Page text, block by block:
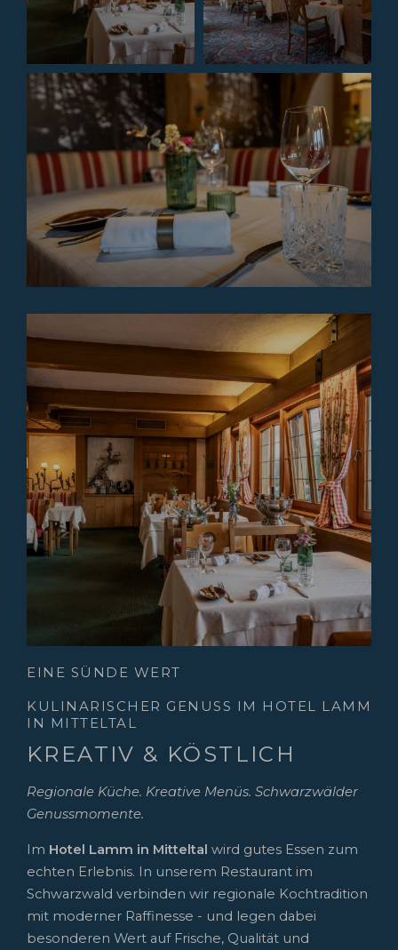
EINE SÜNDE WERT
KULINARISCHER GENUSS IM HOTEL LAMM
IN MITTELTAL
KREATIV & KÖSTLICH
Regionale Küche. Kreative Menüs. Schwarzwälder
Genussmomente.
Im Hotel Lamm in Mitteltal wird gutes Essen zum
echten Erlebnis. In unserem Restaurant im
Schwarzwald verbinden wir regionale Kochtradition
mit moderner Raffinesse - und legen dabei
besonderen Wert auf Frische, Qualität und